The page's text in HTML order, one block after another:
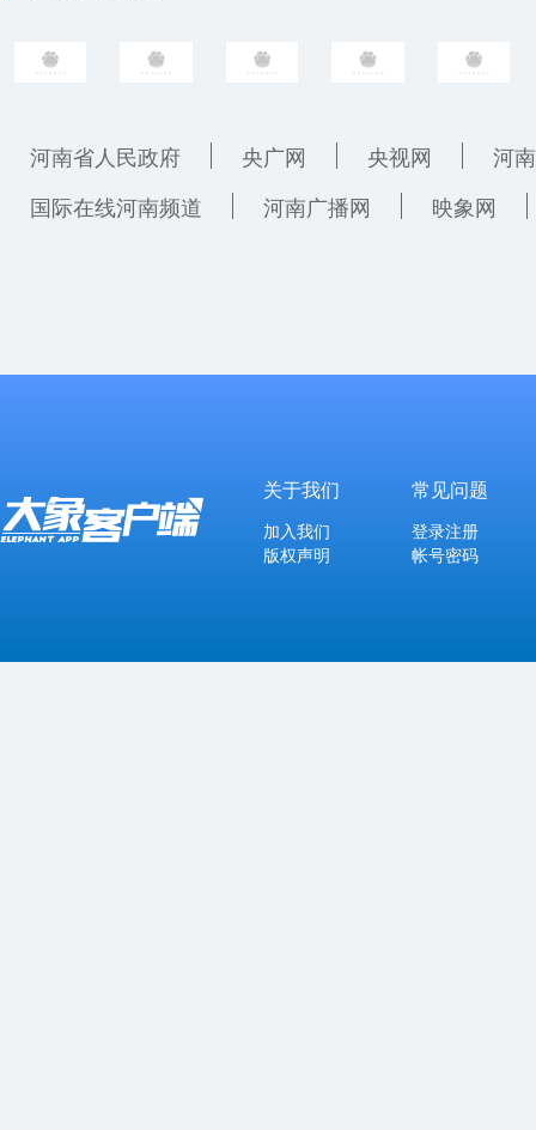
河南省人民政府 央广网 央视网
河
国际在线河南频道
河南广播网 映象网
关于我们
加入我们
版权声明
常见问题
登录注册
帐号密码